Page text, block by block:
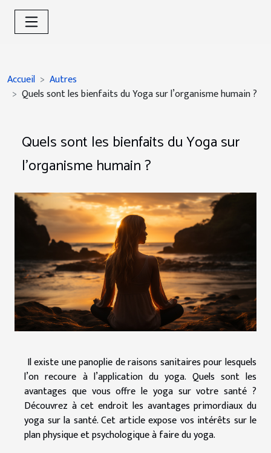
Accueil
Autres
Quels sont les bienfaits du Yoga sur l’organisme humain ?
Quels sont les bienfaits du Yoga sur
l’organisme humain ?
Il existe une panoplie de raisons sanitaires pour lesquels
l’on recoure à l’application du yoga. Quels sont les
avantages que vous offre le yoga sur votre santé ?
Découvrez à cet endroit les avantages primordiaux du
yoga sur la santé. Cet article expose vos intérêts sur le
plan physique et psychologique à faire du yoga.